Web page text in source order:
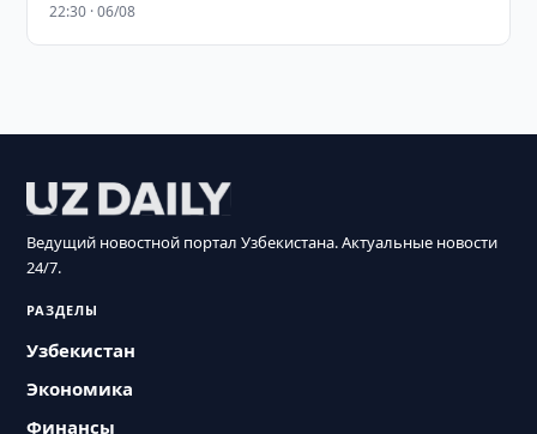
22:30 · 06/08
Ведущий новостной портал Узбекистана. Актуальные новости
24/7.
РАЗДЕЛЫ
Узбекистан
Экономика
Финансы